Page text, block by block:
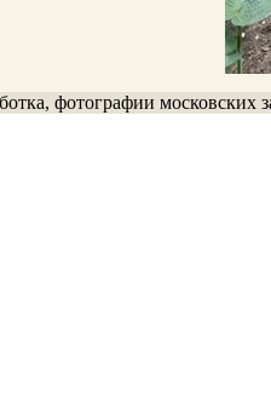
фотографии московских